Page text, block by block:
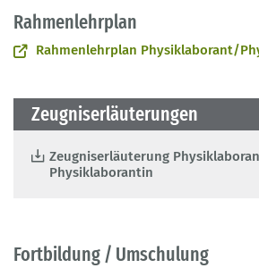
Rahmenlehrplan
Rahmenlehrplan Physiklaborant/
Zeugniserläuterungen
Zeugniserläuterung
Physiklaborantin
Fortbildung / Umschulung